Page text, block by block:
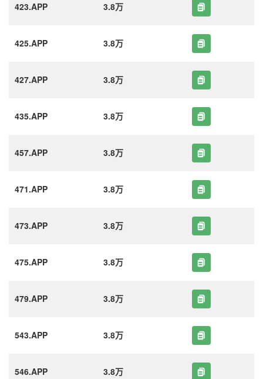
423.APP 3.8万
425.APP 3.8万
427.APP 3.8万
435.APP 3.8万
457.APP 3.8万
471.APP 3.8万
473.APP 3.8万
475.APP 3.8万
479.APP 3.8万
543.APP 3.8万
546.APP 3.8万